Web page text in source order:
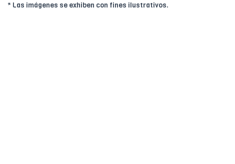
* Las imágenes se exhiben con fines ilustrativos.